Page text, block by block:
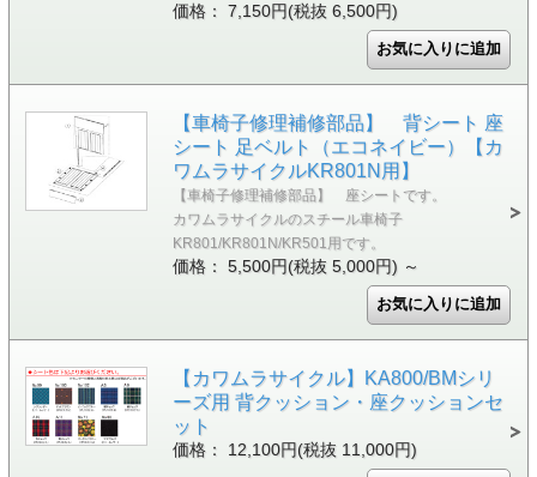
価格： 7,150円(税抜 6,500円)
【車椅子修理補修部品】 背シート 座
シート 足ベルト（エコネイビー）【カ
ワムラサイクルKR801N用】
【車椅子修理補修部品】 座シートです。
カワムラサイクルのスチール車椅子
KR801/KR801N/KR501用です。
価格： 5,500円(税抜 5,000円) ～
【カワムラサイクル】KA800/BMシリ
ーズ用 背クッション・座クッションセ
ット
価格： 12,100円(税抜 11,000円)